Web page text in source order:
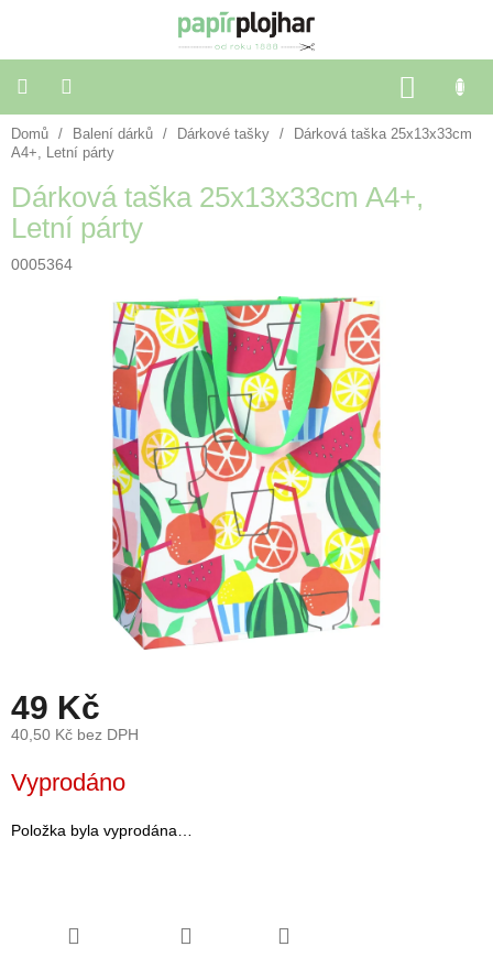
KOŠÍK
Balení
dárků
Dekorace
a
doplňky
Novinky
Prodejny
Přihlášení
Domů / Balení dárků / Dárkové tašky /
Dárková taška 25x13x33cm
A4+, Letní párty
Dárková taška 25x13x33cm A4+,
Letní párty
0005364
49 Kč
40,50 Kč bez DPH
cena:
Vyprodáno
Položka byla vyprodána…